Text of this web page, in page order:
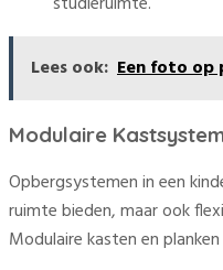
Lees ook: Een foto op
Modulaire
Opbergsystemen in een
ruimte bieden, maar ook
Modulaire kasten en